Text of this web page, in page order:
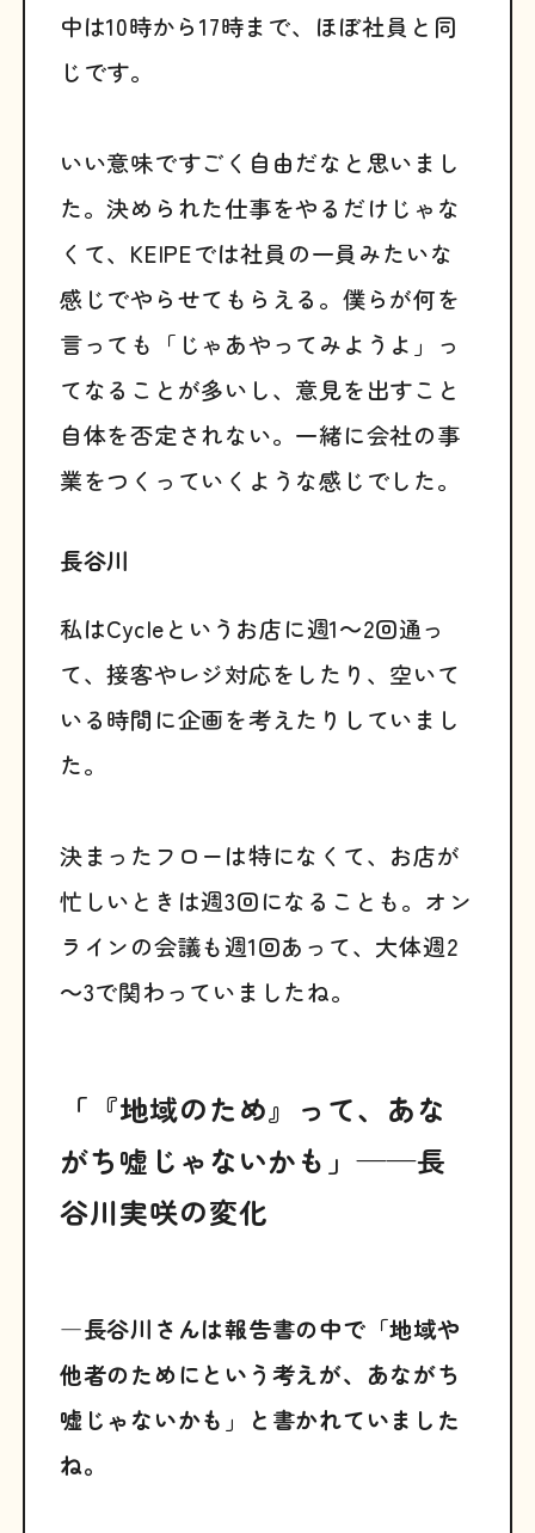
中は10時から17時まで、ほぼ社員と同
じです。
いい意味ですごく自由だなと思いまし
た。決められた仕事をやるだけじゃな
くて、KEIPEでは社員の一員みたいな
感じでやらせてもらえる。僕らが何を
言っても「じゃあやってみようよ」っ
てなることが多いし、意見を出すこと
自体を否定されない。一緒に会社の事
業をつくっていくような感じでした。
長谷川
私はCycleというお店に週1～2回通っ
て、接客やレジ対応をしたり、空いて
いる時間に企画を考えたりしていまし
た。
決まったフローは特になくて、お店が
忙しいときは週3回になることも。オン
ラインの会議も週1回あって、大体週2
～3で関わっていましたね。
「『地域のため』って、あな
がち嘘じゃないかも」——長
谷川実咲の変化
―長谷川さんは報告書の中で「地域や
他者のためにという考えが、あながち
嘘じゃないかも」と書かれていました
ね。